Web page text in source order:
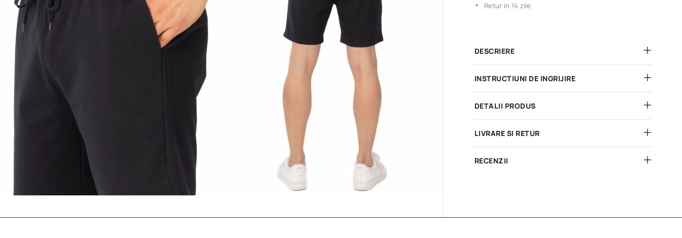
Retur in 14 zile
DESCRIERE
INSTRUCTIUNI DE INGRIJIRE
DETALII PRODUS
LIVRARE SI RETUR
RECENZII